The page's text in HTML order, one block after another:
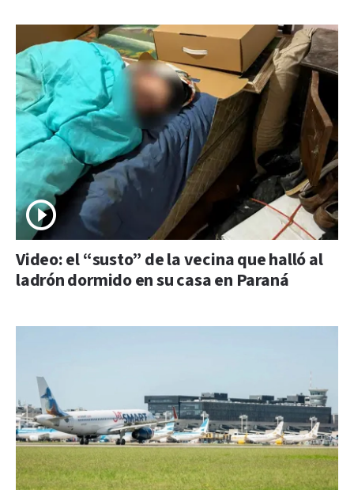
Video: el “susto” de la vecina que halló al
ladrón dormido en su casa en Paraná